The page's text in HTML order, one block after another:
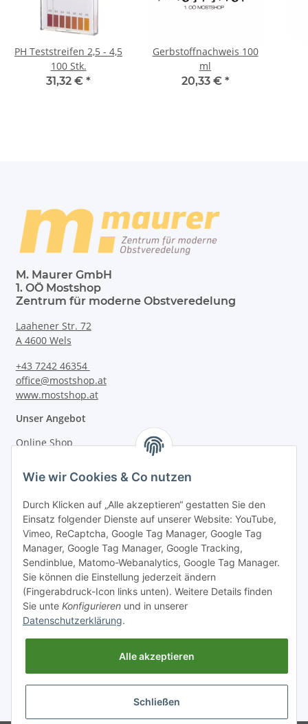
PH Teststreifen 2,5 - 4,5
100 Stk.
31,32 € *
Gerbstoffnachweis 100
ml
20,33 € *
M. Maurer GmbH
1. OÖ Mostshop
Zentrum für moderne Obstveredelung
Laahener Str. 72
A 4600 Wels
+43 7242 46354
office@mostshop.at
www.mostshop.at
Unser Angebot
Online Shop
Informationen
Gesetzliche Informationen
* Alle Preise inkl. gesetzlicher USt., zzgl.Versand
Wie wir Cookies & Co nutzen
Durch Klicken auf „Alle akzeptieren“ gestatten Sie den
Einsatz folgender Dienste auf unserer Website: YouTube,
Vimeo, ReCaptcha, Google Tag Manager, Google Tag
Manager, Google Tag Manager, Google Tracking,
Sendinblue, Matomo-Webanalytics, Google Tag Manager.
Sie können die Einstellung jederzeit ändern
(Fingerabdruck-Icon links unten). Weitere Details finden
Sie unte Konfigurieren und in unserer
Datenschutzerklärung.
Alle akzeptieren
Schließen